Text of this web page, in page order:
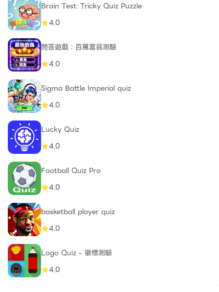
Brain Test: Tricky Quiz Puzzle
4.0
問答遊戲：百萬富翁測驗
4.0
Sigma Battle Imperial quiz
4.0
Lucky Quiz
4.0
Football Quiz Pro
4.0
basketball player quiz
4.0
Logo Quiz - 徽標測驗
4.0